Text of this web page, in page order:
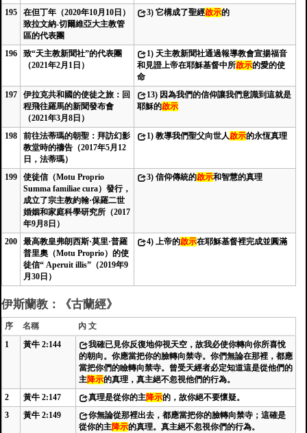
195
在但丁年（2020年10月10日）
致拉文納-切爾維亞大主教管
區的代表團
3) 它構成了聖經啟示的
196
致“天主教新聞社”的代表團
（2021年2月1日）
1) 天主教新聞社通過報導教會宣揚福音
和見證上帝在耶穌基督中所啟示的愛的使
命
197
伊拉克共和國的使徒之旅：回
程飛往羅馬的新聞發布會
（2021年3月8日）
13) 因為我們的信仰讓我們意識到這就是
耶穌的啟示
198
前往法蒂瑪的朝聖：拜訪幻影
教堂時的禱告（2017年5月12
日，法蒂瑪）
1) 教導我們聖父向世人啟示的永恆真理
199
使徒信（Motu Proprio
Summa familiae cura）發行，
成立了宗主教約翰·保羅二世
婚姻和家庭科學研究所（2017
年9月8日）
3) 信仰傳統的啟示和智慧的真理
200
最高教皇弗朗西斯·莫里·普羅
普里奧（Motu Proprio）的使
徒信“ Aperuit illis”（2019年9
月30日）
4) 上帝的啟示在耶穌基督裡完成並圓滿
伊斯蘭教：《古蘭經》
序 名稱
內 文
1
黃牛 2:144
我確已見你反復地仰視天空，故我必使你轉向你所喜悅
的朝向。你應當把你的臉轉向禁寺。你們無論在那裡，都應
當把你們的瞼轉向禁寺。曾受天經者必定知道這是從他們的
主降示的真理，真主絕不忽視他們的行為。
2
黃牛 2:147 真理是從你的主降示的，故你絕不要懷疑。
3
黃牛 2:149
你無論從那裡出去，都應當把你的臉轉向禁寺；這確是
從你的主降示的真理。真主絕不忽視你們的行為。